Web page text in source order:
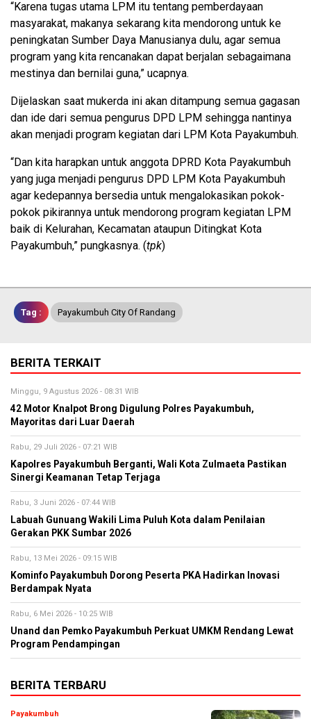
“Karena tugas utama LPM itu tentang pemberdayaan
masyarakat, makanya sekarang kita mendorong untuk ke
peningkatan Sumber Daya Manusianya dulu, agar semua
program yang kita rencanakan dapat berjalan sebagaimana
mestinya dan bernilai guna,” ucapnya.
Dijelaskan saat mukerda ini akan ditampung semua gagasan
dan ide dari semua pengurus DPD LPM sehingga nantinya
akan menjadi program kegiatan dari LPM Kota Payakumbuh.
“Dan kita harapkan untuk anggota DPRD Kota Payakumbuh
yang juga menjadi pengurus DPD LPM Kota Payakumbuh
agar kedepannya bersedia untuk mengalokasikan pokok-
pokok pikirannya untuk mendorong program kegiatan LPM
baik di Kelurahan, Kecamatan ataupun Ditingkat Kota
Payakumbuh,” pungkasnya. (tpk)
Tag : Payakumbuh City Of Randang
BERITA TERKAIT
Minggu, 9 Agustus 2026 - 08:31 WIB
42 Motor Knalpot Brong Digulung Polres Payakumbuh,
Mayoritas dari Luar Daerah
Rabu, 29 Juli 2026 - 07:21 WIB
Kapolres Payakumbuh Berganti, Wali Kota Zulmaeta Pastikan
Sinergi Keamanan Tetap Terjaga
Rabu, 3 Juni 2026 - 07:44 WIB
Labuah Gunuang Wakili Lima Puluh Kota dalam Penilaian
Gerakan PKK Sumbar 2026
Rabu, 13 Mei 2026 - 09:15 WIB
Kominfo Payakumbuh Dorong Peserta PKA Hadirkan Inovasi
Berdampak Nyata
Rabu, 6 Mei 2026 - 10:25 WIB
Unand dan Pemko Payakumbuh Perkuat UMKM Rendang Lewat
Program Pendampingan
BERITA TERBARU
Payakumbuh